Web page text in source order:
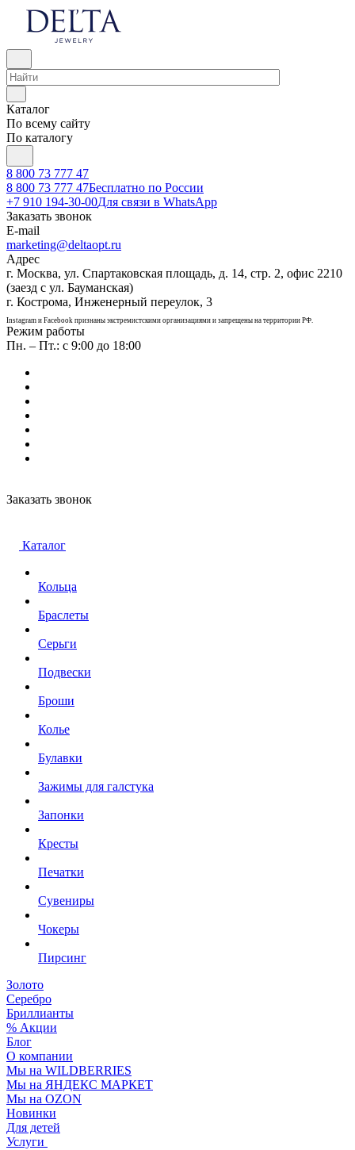
Каталог
По всему сайту
По каталогу
8 800 73 777 47
8 800 73 777 47Бесплатно по России
+7 910 194-30-00Для связи в WhatsApp
Заказать звонок
E-mail
marketing@deltaopt.ru
Адрес
г. Москва, ул. Спартаковская площадь, д. 14, стр. 2, офис 2210
(заезд с ул. Бауманская)
г. Кострома, Инженерный переулок, 3
Instagram и Facebook признаны экстремистскими организациями и запрещены на территории РФ.
Режим работы
Пн. – Пт.: с 9:00 до 18:00
Заказать звонок
Каталог
Кольца
Браслеты
Серьги
Подвески
Броши
Колье
Булавки
Зажимы для галстука
Запонки
Кресты
Печатки
Сувениры
Чокеры
Пирсинг
Золото
Серебро
Бриллианты
% Акции
Блог
О компании
Мы на WILDBERRIES
Мы на ЯНДЕКС МАРКЕТ
Мы на OZON
Новинки
Для детей
Услуги